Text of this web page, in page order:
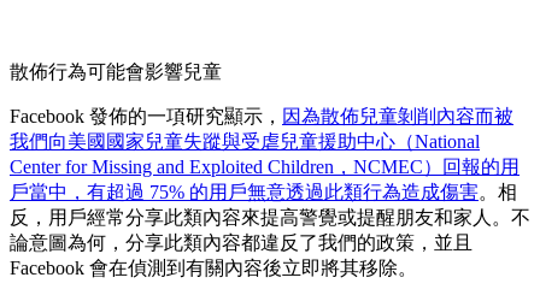
散佈行為可能會影響兒童
Facebook 發佈的一項研究顯示， 因為散佈兒童剝削內容而被
我們向美國國家兒童失蹤與受虐兒童援助中心（National
Center for Missing and Exploited Children，NCMEC）回報的用
戶當中，有超過 75% 的用戶無意透過此類行為造成傷害。相
反，用戶經常分享此類內容來提高警覺或提醒朋友和家人。不
論意圖為何，分享此類內容都違反了我們的政策，並且
Facebook 會在偵測到有關內容後立即將其移除。